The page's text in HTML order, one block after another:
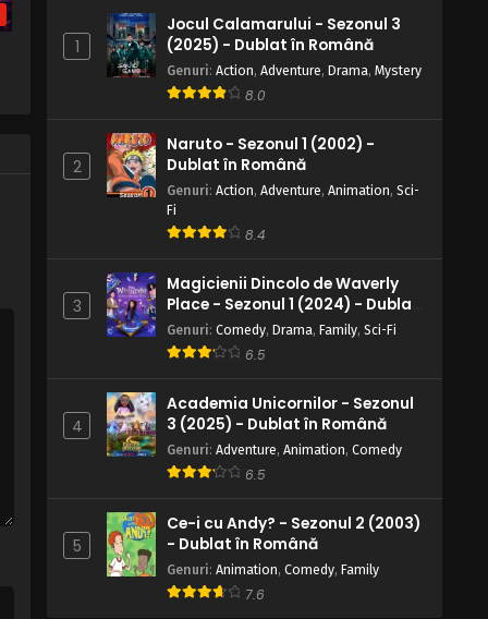
Eps 10 - Pisica neagră - 6 July, 2025
Blue Exorcist – Sezonul 1 Episodul 9
– Amintiri
Blue Exorcist – Sezonul 1 Episodul 8
– Un om oarecare era bolnav
2025
Blue Exorcist – Sezonul 1 Episodul 7
– Un stol de fluierar
Eps 7 - Un stol de fluierar - 6 July, 2025
– Bucătarul fantomă
Eps 6 - Bucătarul fantomă - 6 July, 2025
Blue Exorcist – Sezonul 1 Episodul 5
Eps 5 - Un băiat din templul blestemat - 6
July, 2025
Blue Exorcist – Sezonul 1 Episodul 4
1
Jocul Calamarului - Sezonul 3
(2025) - Dublat în Română
Genuri: Action, Adventure, Drama, Mystery
8.0
2
Naruto - Sezonul 1 (2002) -
Dublat în Română
Genuri: Action, Adventure, Animation, Sci-
Fi
8.4
3
Magicienii Dincolo de Waverly
Place - Sezonul 1 (2024) - Dublat
în Română
Genuri: Comedy, Drama, Family, Sci-Fi
6.5
4
Academia Unicornilor - Sezonul
3 (2025) - Dublat în Română
Genuri: Adventure, Animation, Comedy
6.5
5
Ce-i cu Andy? - Sezonul 2 (2003)
- Dublat în Română
Genuri: Animation, Comedy, Family
7.6